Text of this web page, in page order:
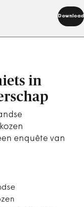
Download
in
enquête van